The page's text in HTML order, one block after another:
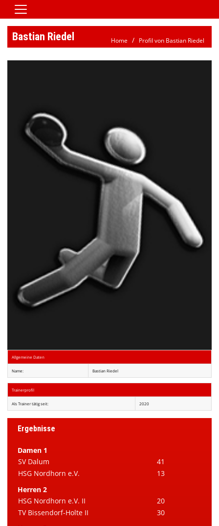
Home
Vereinsnews
Verein/Satzung
Downloads
Kontaktformular
Bastian Riedel Home Profil von Bastian Riedel
Allgemeine Daten
Name: Bastian Riedel
Trainerprofil
Als Trainer tätig seit: 2020
Ergebnisse
Damen 1
SV Dalum
41
HSG Nordhorn e.V.
13
Herren 2
HSG Nordhorn e.V. II
20
TV Bissendorf-Holte II
30